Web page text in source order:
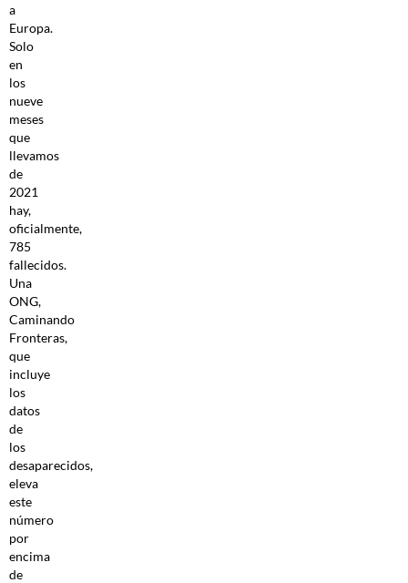
a
Europa.
Solo
en
los
nueve
meses
que
llevamos
de
2021
hay,
oficialmente,
785
fallecidos.
Una
ONG,
Caminando
Fronteras,
que
incluye
los
datos
de
los
desaparecidos,
eleva
este
número
por
encima
de